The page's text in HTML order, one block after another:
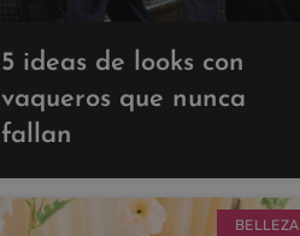
5 ideas de looks con
vaqueros que nunca
fallan
BELLEZA